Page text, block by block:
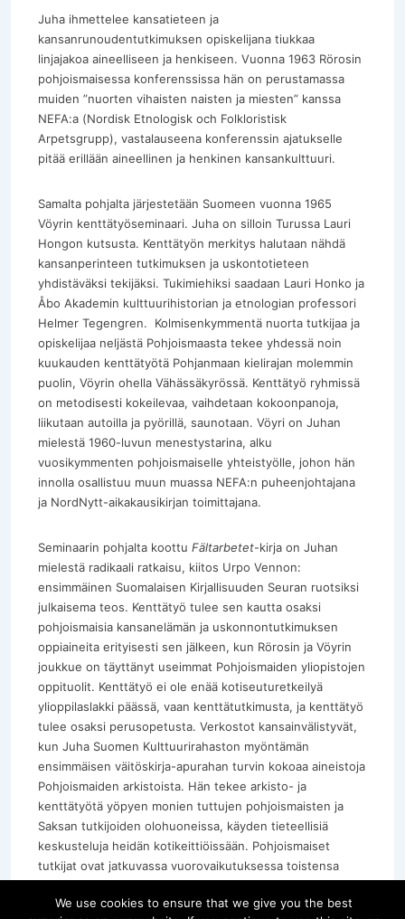
Juha ihmettelee kansatieteen ja
kansanrunoudentutkimuksen opiskelijana tiukkaa
linjajakoa aineelliseen ja henkiseen. Vuonna 1963 Rörosin
pohjoismaisessa konferenssissa hän on perustamassa
muiden ”nuorten vihaisten naisten ja miesten” kanssa
NEFA:a (Nordisk Etnologisk och Folkloristisk
Arpetsgrupp), vastalauseena konferenssin ajatukselle
pitää erillään aineellinen ja henkinen kansankulttuuri.
Samalta pohjalta järjestetään Suomeen vuonna 1965
Vöyrin kenttätyöseminaari. Juha on silloin Turussa Lauri
Hongon kutsusta. Kenttätyön merkitys halutaan nähdä
kansanperinteen tutkimuksen ja uskontotieteen
yhdistäväksi tekijäksi. Tukimiehiksi saadaan Lauri Honko ja
Åbo Akademin kulttuurihistorian ja etnologian professori
Helmer Tegengren. Kolmisenkymmentä nuorta tutkijaa ja
opiskelijaa neljästä Pohjoismaasta tekee yhdessä noin
kuukauden kenttätyötä Pohjanmaan kielirajan molemmin
puolin, Vöyrin ohella Vähässäkyrössä. Kenttätyö ryhmissä
on metodisesti kokeilevaa, vaihdetaan kokoonpanoja,
liikutaan autoilla ja pyörillä, saunotaan. Vöyri on Juhan
mielestä 1960-luvun menestystarina, alku
vuosikymmenten pohjoismaiselle yhteistyölle, johon hän
innolla osallistuu muun muassa NEFA:n puheenjohtajana
ja NordNytt-aikakausikirjan toimittajana.
Seminaarin pohjalta koottu Fältarbetet-kirja on Juhan
mielestä radikaali ratkaisu, kiitos Urpo Vennon:
ensimmäinen Suomalaisen Kirjallisuuden Seuran ruotsiksi
julkaisema teos. Kenttätyö tulee sen kautta osaksi
pohjoismaisia kansanelämän ja uskonnontutkimuksen
oppiaineita erityisesti sen jälkeen, kun Rörosin ja Vöyrin
joukkue on täyttänyt useimmat Pohjoismaiden yliopistojen
oppituolit. Kenttätyö ei ole enää kotiseuturetkeilyä
ylioppilaslakki päässä, vaan kenttätutkimusta, ja kenttätyö
tulee osaksi perusopetusta. Verkostot kansainvälistyvät,
kun Juha Suomen Kulttuurirahaston myöntämän
ensimmäisen väitöskirja-apurahan turvin kokoaa aineistoja
Pohjoismaiden arkistoista. Hän tekee arkisto- ja
kenttätyötä yöpyen monien tuttujen pohjoismaisten ja
Saksan tutkijoiden olohuoneissa, käyden tieteellisiä
keskusteluja heidän kotikeittiöissään. Pohjoismaiset
tutkijat ovat jatkuvassa vuorovaikutuksessa toistensa
Uskontotieteellinen Seura. Juha valmistuu. Hän menee
We use cookies to ensure that we give you the best